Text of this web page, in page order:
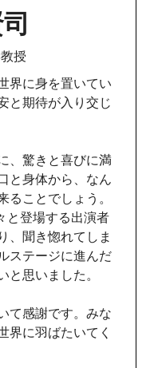
授
界に身を置いてい
と期待が入り交じ
、驚きと喜びに満
と身体から、なん
ことでしょう。
と登場する出演者
、聞き惚れてしま
ステージに進んだ
思いました。
て感謝です。みな
界に羽ばたいてく